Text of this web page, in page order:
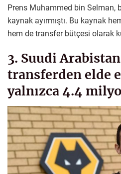
Prens Muhammed bin Selman,
kaynak ayırmıştı. Bu kaynak
hem de transfer bütçesi olarak
3. Suudi
transferden elde
yalnızca 4.4